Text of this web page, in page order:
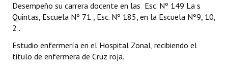
Desempeño su carrera docente en las Esc. Nº 149 La s
Quintas, Escuela Nº 71 , Esc. Nº 185, en la Escuela Nº9, 10,
2 .
Estudio enfermería en el Hospital Zonal, recibiendo el
titulo de enfermera de Cruz roja.